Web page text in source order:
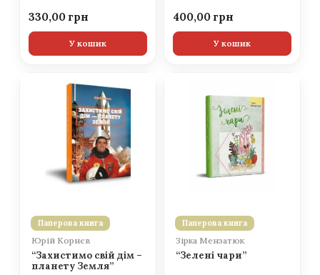
330,00
У кошик
400,00
У кошик
Паперова книга
Юрій Корнєв
“Захистимо свій дім –
планету Земля”
Паперова книга
Зірка Мензатюк
“Зелені чари”